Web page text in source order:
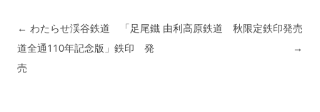
投稿ナビゲーション
← わたらせ渓谷鉄道 「足尾鐵
道全通110年記念版」鉄印 発
売
由利高原鉄道 秋限定鉄印発売
→